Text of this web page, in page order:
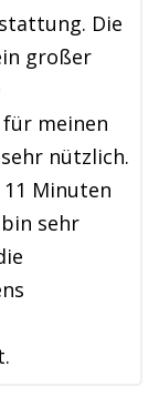
Die
großer
meinen
nützlich.
Minuten
sehr